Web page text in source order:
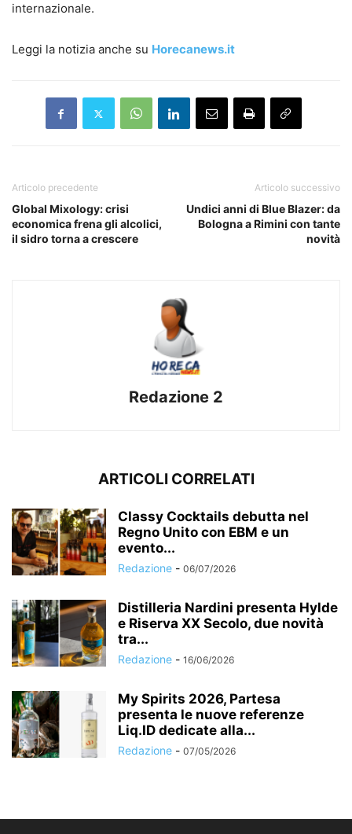
internazionale.
Leggi la notizia anche su Horecanews.it
Articolo precedente
Global Mixology: crisi
economica frena gli alcolici,
il sidro torna a crescere
Articolo successivo
Undici anni di Blue Blazer: da
Bologna a Rimini con tante
novità
Redazione 2
ARTICOLI CORRELATI
Classy Cocktails debutta nel
Regno Unito con EBM e un
evento...
Redazione - 06/07/2026
Distilleria Nardini presenta Hylde
e Riserva XX Secolo, due novità
tra...
Redazione - 16/06/2026
My Spirits 2026, Partesa
presenta le nuove referenze
Liq.ID dedicate alla...
Redazione - 07/05/2026